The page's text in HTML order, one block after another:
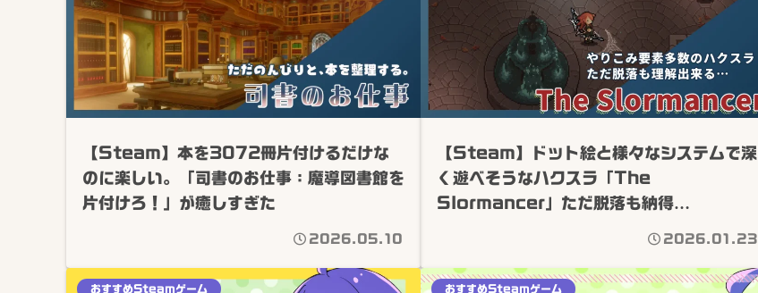
【Steam】本を3072冊片付けるだけな
のに楽しい。「司書のお仕事：魔導図書館を
片付けろ！」が癒しすぎた
2026.05.10
【Steam】ドット絵と様々なシステムで深
く遊べそうなハクスラ「The
Slormancer」ただ脱落も納得…
2026.01.23
おすすめSteamゲーム おすすめSteamゲーム